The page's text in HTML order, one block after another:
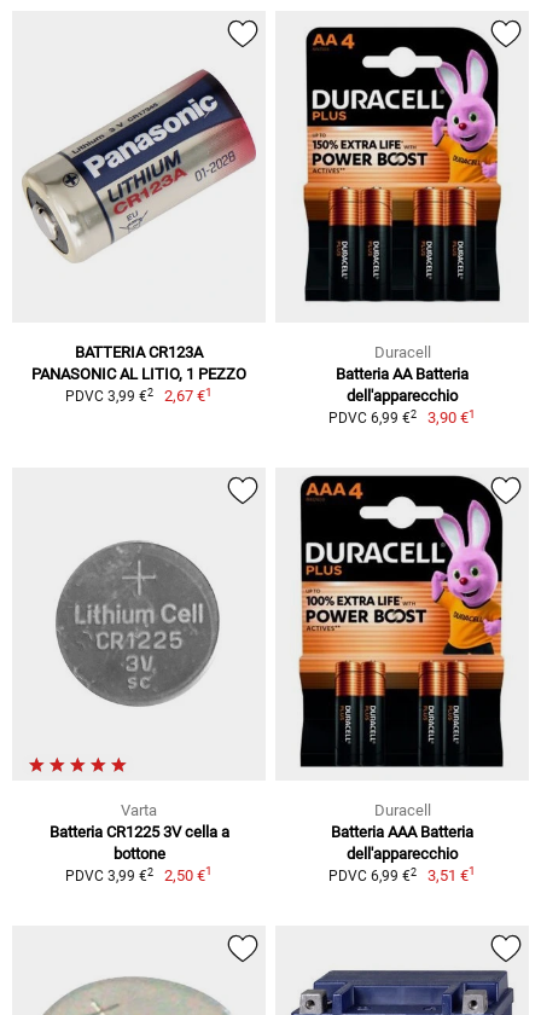
BATTERIA CR123A
PANASONIC AL LITIO, 1 PEZZO
PDVC 3,99 €2 2,67 €1
Duracell
Batteria AA Batteria
dell'apparecchio
PDVC 6,99 €2 3,90 €1
Varta
Batteria CR1225 3V cella a
bottone
PDVC 3,99 €2 2,50 €1
Duracell
Batteria AAA Batteria
dell'apparecchio
PDVC 6,99 €2 3,51 €1